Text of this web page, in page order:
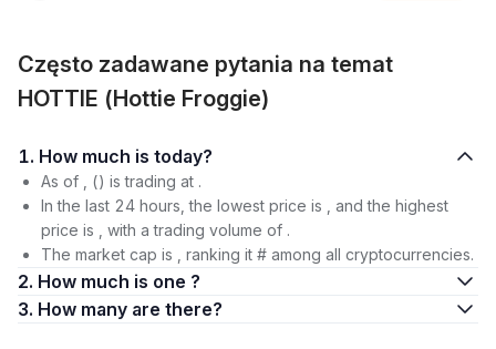
Często zadawane pytania na temat
HOTTIE (Hottie Froggie)
1. How much is today?
As of , () is trading at .
In the last 24 hours, the lowest price is , and the highest
price is , with a trading volume of .
The market cap is , ranking it # among all cryptocurrencies.
2. How much is one ?
3. How many are there?